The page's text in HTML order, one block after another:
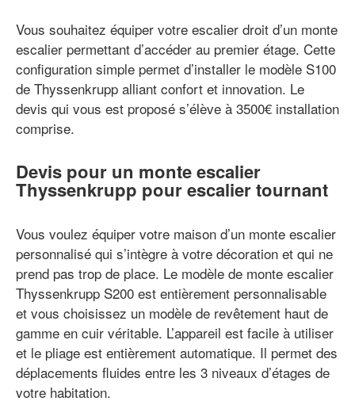
Vous souhaitez équiper votre escalier droit d’un monte
escalier permettant d’accéder au premier étage. Cette
configuration simple permet d’installer le modèle S100
de Thyssenkrupp alliant confort et innovation. Le
devis qui vous est proposé s’élève à 3500€ installation
comprise.
Devis pour un monte escalier
Thyssenkrupp pour escalier tournant
Vous voulez équiper votre maison d’un monte escalier
personnalisé qui s’intègre à votre décoration et qui ne
prend pas trop de place. Le modèle de monte escalier
Thyssenkrupp S200 est entièrement personnalisable
et vous choisissez un modèle de revêtement haut de
gamme en cuir véritable. L’appareil est facile à utiliser
et le pliage est entièrement automatique. Il permet des
déplacements fluides entre les 3 niveaux d’étages de
votre habitation.